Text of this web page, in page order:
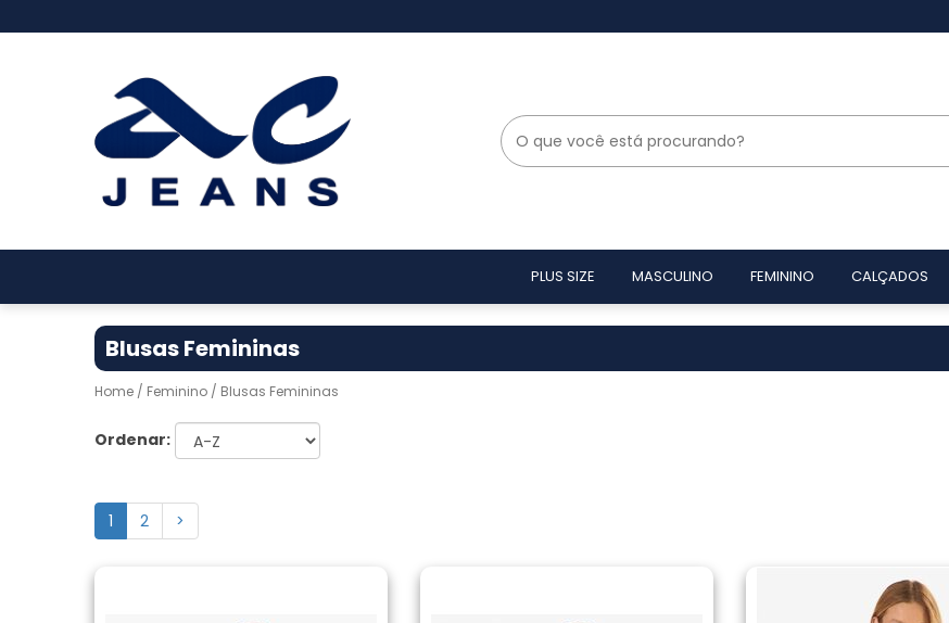
PLUS SIZE MASCULINO FEMININO CALÇADOS
Blusas Femininas
Home / Feminino / Blusas Femininas
Ordenar:
1 2 >